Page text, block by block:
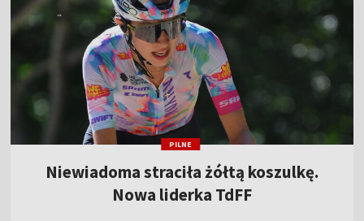
PILNE
Niewiadoma straciła żółtą koszulkę.
Nowa liderka TdFF